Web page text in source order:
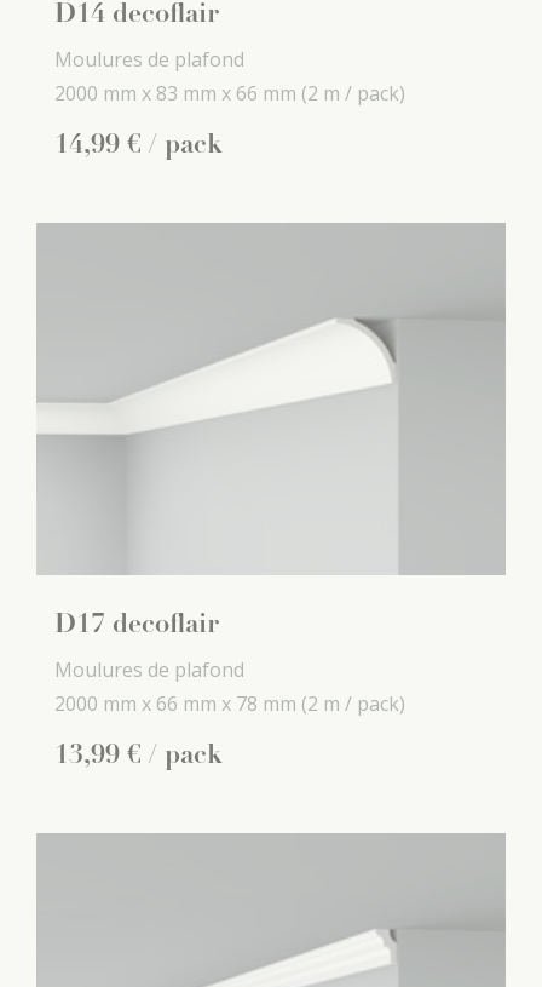
D14 decoflair
Moulures de plafond
2000 mm x 83 mm x 66 mm (2 m / pack)
14,99 € / pack
D17 decoflair
Moulures de plafond
2000 mm x 66 mm x 78 mm (2 m / pack)
13,99 € / pack